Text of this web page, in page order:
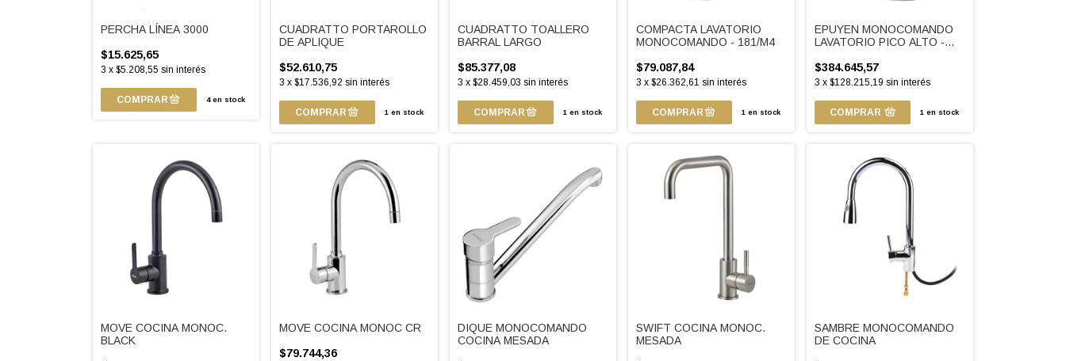
PERCHA LÍNEA 3000
$15.625,65
3 x $5.208,55 sin interés
4en stock
CUADRATTO PORTAROLLO
DE APLIQUE
$52.610,75
3 x $17.536,92 sin interés
1en stock
CUADRATTO TOALLERO
BARRAL LARGO
$85.377,08
3 x $28.459,03 sin interés
1en stock
COMPACTA LAVATORIO
MONOCOMANDO - 181/M4
$79.087,84
3 x $26.362,61 sin interés
1en stock
EPUYEN MONOCOMANDO
LAVATORIO PICO ALTO -
$384.645,57
3 x $128.215,19 sin interés
COMPRAR 1en stock
MOVE COCINA MONOC.
BLACK
MOVE COCINA MONOC CR
$79.744,36
DIQUE MONOCOMANDO
COCINA MESADA
SWIFT COCINA MONOC.
MESADA
SAMBRE MONOCOMANDO
DE COCINA